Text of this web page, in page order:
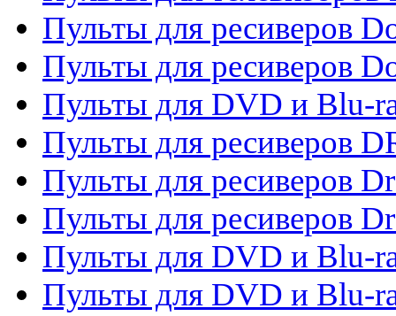
Пульты для ресиверов
Пульты для ресиверов
Пульты для DVD и Blu-
Пульты для ресиверов
Пульты для ресиверов
Пульты для ресиверов
Пульты для DVD и Blu-
Пульты для DVD и Blu-